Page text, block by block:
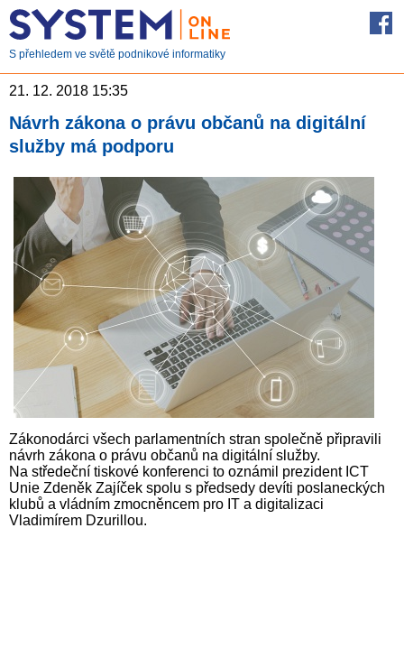
S přehledem ve světě podnikové informatiky
21. 12. 2018 15:35
Návrh zákona o právu občanů na digitální
služby má podporu
Zákonodárci všech parlamentních stran společně připravili
návrh zákona o právu občanů na digitální služby.
Na středeční tiskové konferenci to oznámil prezident ICT
Unie Zdeněk Zajíček spolu s předsedy devíti poslaneckých
klubů a vládním zmocněncem pro IT a digitalizaci
Vladimírem Dzurillou.